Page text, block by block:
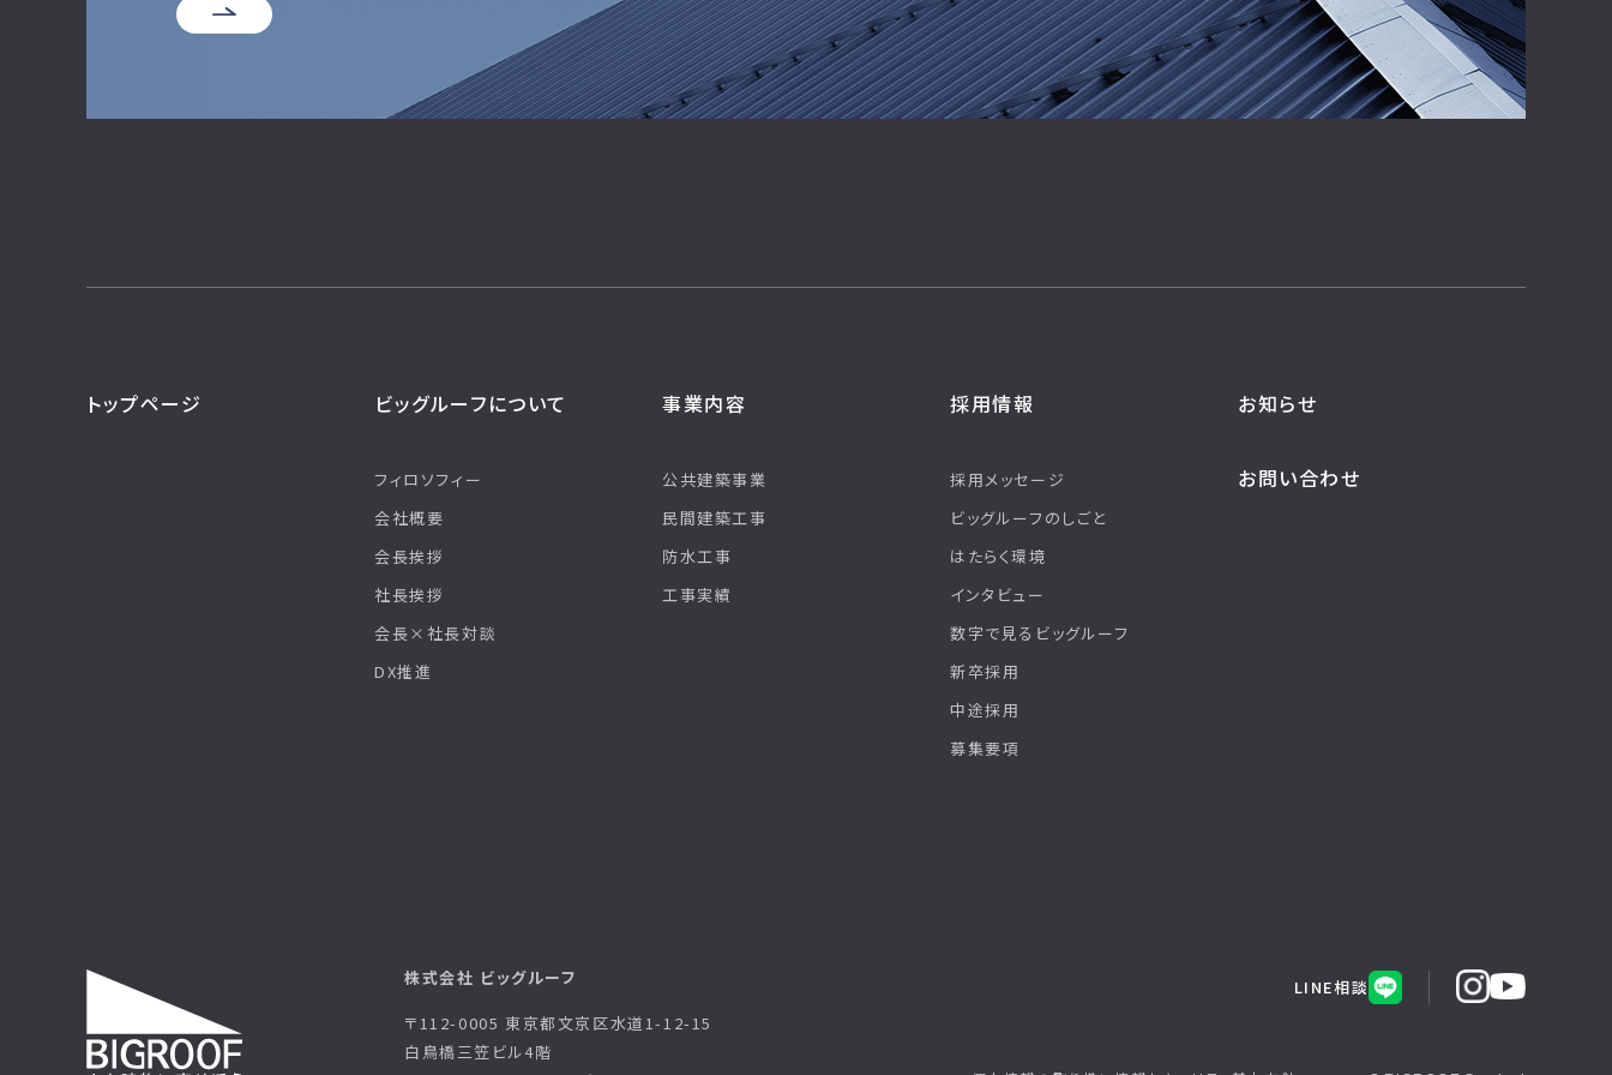
トップページ ビッグルーフについて
フィロソフィー
会社概要
会長挨拶
社長挨拶
会長×社長対談
DX推進
事業内容
公共建築事業
民間建築工事
防水工事
工事実績
採用情報
採用メッセージ
ビッグルーフのしごと
はたらく環境
インタビュー
数字で見るビッグルーフ
新卒採用
中途採用
募集要項
お知らせ
お問い合わせ
株式会社 ビッグルーフ
〒112-0005 東京都文京区水道1-12-15
白鳥橋三笠ビル4階
LINE相談